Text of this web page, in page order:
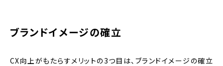
ブランドイメージの確立
CX向上がもたらすメリットの3つ目は、ブランドイメージの確立